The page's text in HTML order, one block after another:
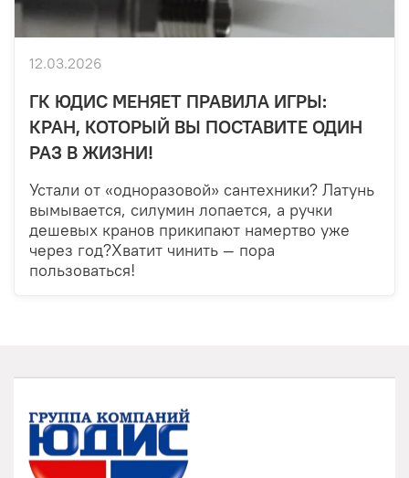
ГК ЮДИС МЕНЯЕТ ПРАВИЛА ИГРЫ:
КРАН, КОТОРЫЙ ВЫ ПОСТАВИТЕ ОДИН
РАЗ В ЖИЗНИ!
Устали от «одноразовой» сантехники? Латунь
вымывается, силумин лопается, а ручки
дешевых кранов прикипают намертво уже
через год?Хватит чинить — пора
пользоваться!
12.03.2026